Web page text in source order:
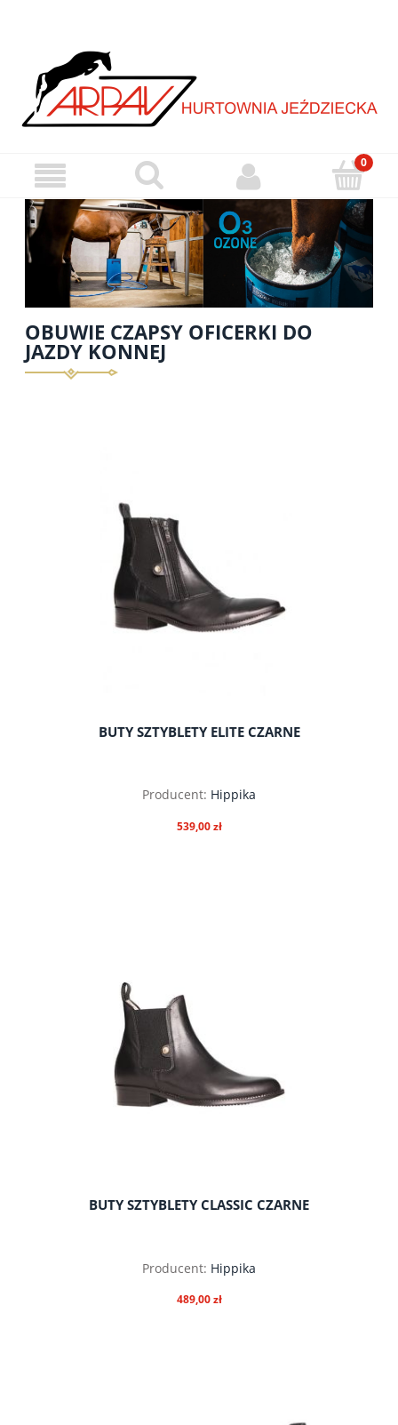
OBUWIE CZAPSY OFICERKI DO
JAZDY KONNEJ
BUTY SZTYBLETY ELITE CZARNE
Producent: Hippika
539,00 zł
BUTY SZTYBLETY CLASSIC CZARNE
Producent: Hippika
489,00 zł